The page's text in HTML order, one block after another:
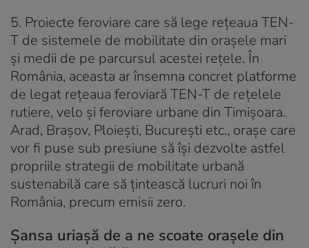
5. Proiecte feroviare care să lege rețeaua TEN-
T de sistemele de mobilitate din orașele mari
și medii de pe parcursul acestei rețele. În
România, aceasta ar însemna concret platforme
de legat rețeaua feroviară TEN-T de rețelele
rutiere, velo și feroviare urbane din Timișoara.
Arad, Brașov, Ploiești, București etc., orașe care
vor fi puse sub presiune să își dezvolte astfel
propriile strategii de mobilitate urbană
sustenabilă care să țintească lucruri noi în
România, precum emisii zero.
Șansa uriașă de a ne scoate orașele din